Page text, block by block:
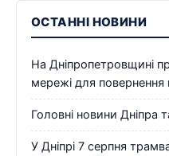
ОСТАННІ НОВИНИ
На Дніпропетровщині
мережі для
Головні новини Дніпра
У Дніпрі 7 серпня